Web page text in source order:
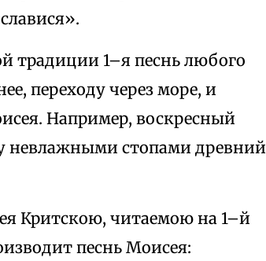
традиции 1–я песнь любого
переходу через море, и
Например, воскресный
невлажными стопами древний
Критскою, читаемою на 1–й
песнь Моисея: